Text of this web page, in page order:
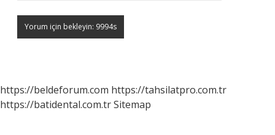
https://beldeforum.com https://tahsilatpro.com.tr
https://batidental.com.trSitemap